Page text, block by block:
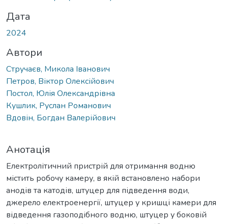
Дата
2024
Автори
Стручаєв, Микола Іванович
Петров, Віктор Олексійович
Постол, Юлія Олександрівна
Кушлик, Руслан Романович
Вдовін, Богдан Валерійович
Анотація
Електролітичний пристрій для отримання водню
містить робочу камеру, в якій встановлено набори
анодів та катодів, штуцер для підведення води,
джерело електроенергії, штуцер у кришці камери для
відведення газоподібного водню, штуцер у боковій